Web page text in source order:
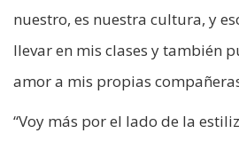
nuestro, es nuestra cultura, y
llevar en mis clases y también
amor a mis propias
“Voy más por el lado de la